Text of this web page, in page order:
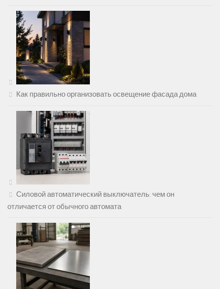
Как правильно организовать освещение фасада дома
Силовой автоматический выключатель: чем он
отличается от обычного автомата